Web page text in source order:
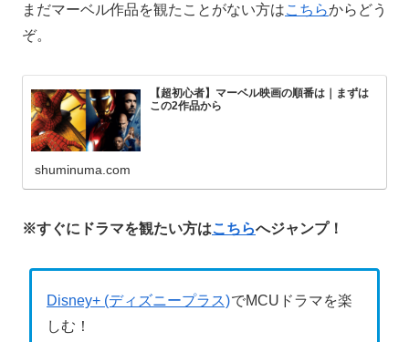
まだマーベル作品を観たことがない方はこちらからどう
ぞ。
【超初心者】マーベル映画の順番は｜まずは
この2作品から
shuminuma.com
※すぐにドラマを観たい方はこちらへジャンプ！
Disney+ (ディズニープラス)でMCUドラマを楽
しむ！